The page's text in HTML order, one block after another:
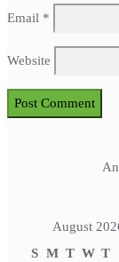
Email *
Website
August
S M T W T